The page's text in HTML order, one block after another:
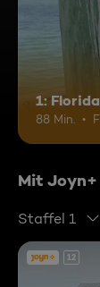
1: Florida
88 Min.
Mit Joyn+
Staffel 1
12